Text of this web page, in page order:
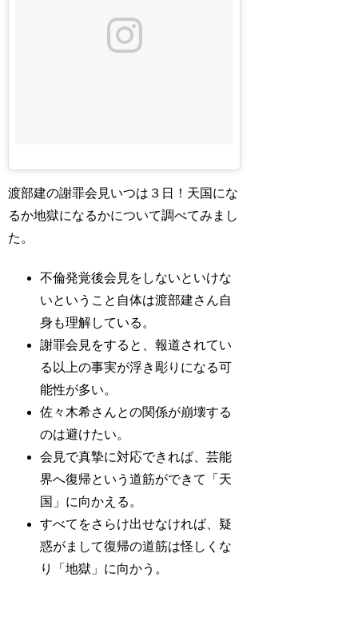
渡部建の謝罪会見いつは３日！天国にな
るか地獄になるかについて調べてみまし
た。
不倫発覚後会見をしないといけな
いということ自体は渡部建さん自
身も理解している。
謝罪会見をすると、報道されてい
る以上の事実が浮き彫りになる可
能性が多い。
佐々木希さんとの関係が崩壊する
のは避けたい。
会見で真摯に対応できれば、芸能
界へ復帰という道筋ができて「天
国」に向かえる。
すべてをさらけ出せなければ、疑
惑がまして復帰の道筋は怪しくな
り「地獄」に向かう。